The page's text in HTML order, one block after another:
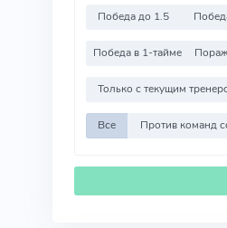
Победа до 1.5
Победа в 1-тайме
Только с текущим
Все